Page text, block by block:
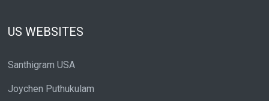
US WEBSITES
Santhigram USA
Joychen Puthukulam